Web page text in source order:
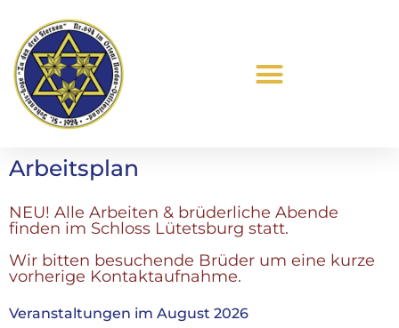
Arbeitsplan
NEU! Alle Arbeiten & brüderliche Abende
finden im Schloss Lütetsburg statt.
Wir bitten besuchende Brüder um eine kurze
vorherige Kontaktaufnahme.
Veranstaltungen im August 2026